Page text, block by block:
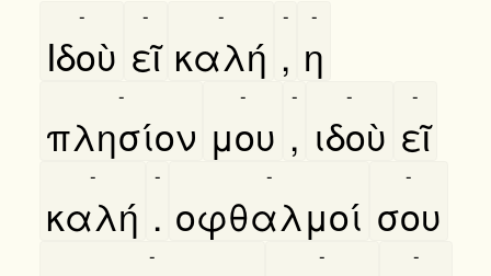
Ιδοὺ
-
εῖ
-
καλή
-
,
-
η
-
πλησίον
-
μου
-
,
-
ιδοὺ
-
εῖ
-
καλή
-
.
-
οφθαλμοί
-
σου
-
- - -